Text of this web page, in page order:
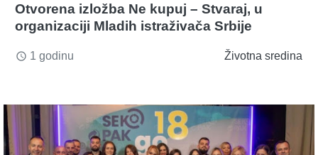
Otvorena izložba Ne kupuj – Stvaraj, u
organizaciji Mladih istraživača Srbije
access_time 1 godinu Životna sredina